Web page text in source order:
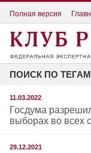
Полная версия
ПОИСК ПО ТЕГАМ
11.03.2022
Госдума
выборах во всех
29.12.2021